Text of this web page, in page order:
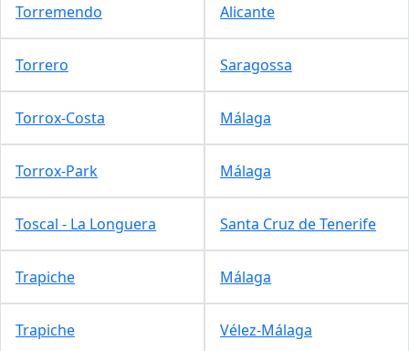
Torremendo Alicante
Torrero Saragossa
Torrox-Costa Málaga
Torrox-Park Málaga
Toscal - La Longuera Santa Cruz de Tenerife
Trapiche Málaga
Trapiche Vélez-Málaga